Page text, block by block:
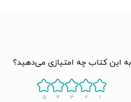
به این کتاب چه امتیازی می‌دهید؟
۱ ۲ ۳ ۴ ۵